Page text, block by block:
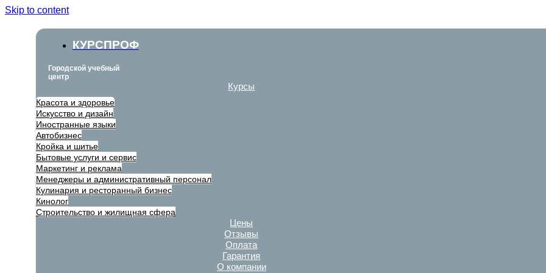
Skip to content
КУРСПРОФ
Городской учебный
центр
Курсы
Красота и здоровье
Искусство и дизайн
Иностранные языки
Автобизнес
Кройка и шитье
Бытовые услуги и сервис
Маркетинг и реклама
Менеджеры и административный персонал
Кулинария и ресторанный бизнес
Кинолог
Строительство и жилищная сфера
Цены
Отзывы
Оплата
Гарантия
О компании